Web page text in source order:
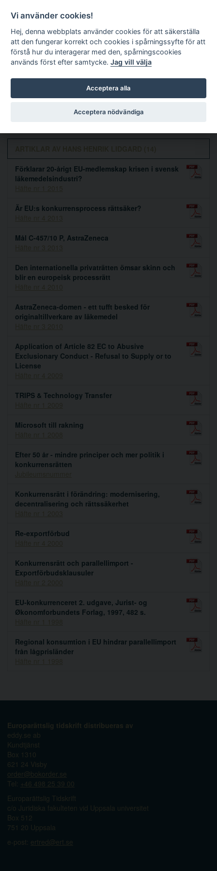
Sök
Hans Henrik Lidgard
Förklarar 20-årigt EU-medlemskap krisen i svensk
läkemedelsindustri?
Är EU:s konkurrensprocess rättsäker?
Mål C-457/10 P, AstraZeneca
Den internationella privaträtten ömsar skinn och
blir en europeisk processrätt
AstraZeneca-domen - ett tufft besked för
originaltillverkare av läkemedel
Application of Article 82 EC to Abusive
Exclusionary Conduct - Refusal to Supply or to
License
TRIPS & Technology Transfer
Microsoft till rakning
Efter 50 år - mindre principer och mer politik i
konkurrensrätten
Konkurrensrätt i förändring: modernisering,
decentralisering och rättssäkerhet
Re-exportförbud
Konkurrensrätt och parallellimport -
Exportförbudsklausuler
EU-konkurrenceret 2. udgave, Jurist- og
Økonomforbundets Forlag, 1997, 482 s.
Regional konsumtion i EU hindrar parallellimport
från lågprisländer
Europarättslig tidskrift distribueras av
eddy.se ab
Kundtjänst
Box 1310
621 24 Visby
order@bokorder.se
Tel: +46 498 25 39 00
Europarättslig Tidskrift
c/o Juridiska fakulteten vid Uppsala universitet
Box 512
751 20 Uppsala
e-post: ertred@ert.se
Vi använder cookies!
Hej, denna webbplats använder cookies för att säkerställa
att den fungerar korrekt och cookies i spårningssyfte för att
förstå hur du interagerar med den, spårningscookies
används först efter samtycke.Jag vill välja
Acceptera alla
Acceptera nödvändiga